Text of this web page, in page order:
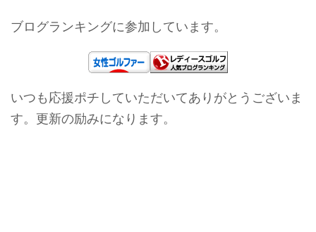
ブログランキングに参加しています。
いつも応援ポチしていただいてありがとうございま
す。更新の励みになります。